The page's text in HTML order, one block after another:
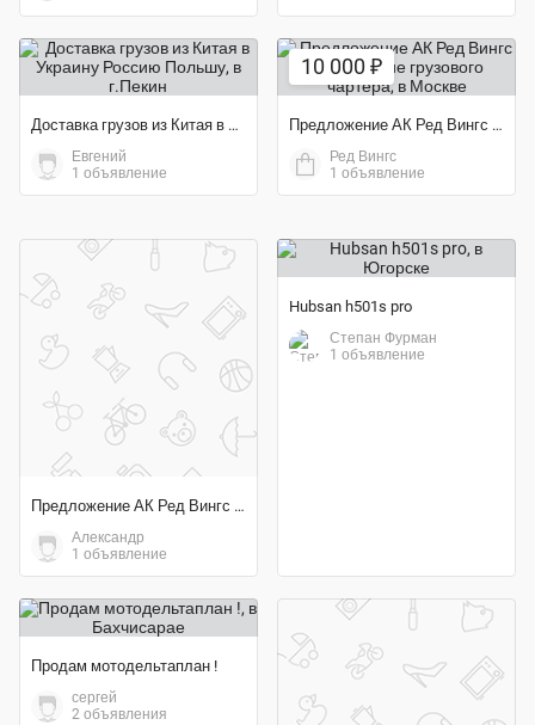
Доставка грузов из Китая в Украину Россию Польшу
Евгений
1 объявление
10 000 ₽
Предложение АК Ред Вингс выполнение грузового чартера
Ред Вингс
1 объявление
Предложение АК Ред Вингс выполнение грузового чартера
Александр
1 объявление
Hubsan h501s pro
Степан Фурман
1 объявление
Продам мотодельтаплан !
сергей
2 объявления